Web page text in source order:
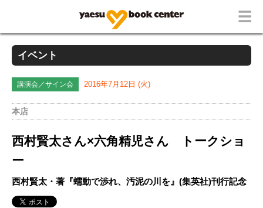
イベント
講演会／サイン会 2016年7月12日 (火)
本店
西村賢太さん×六角精児さん トークショ
ー
西村賢太・著『蠕動で渉れ、汚泥の川を』(集英社)刊行記念